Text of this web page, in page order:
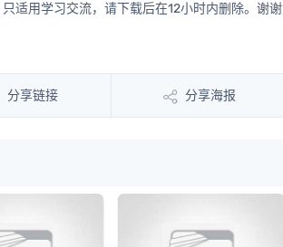
适用学习交流，请下载后在12小时内删除。谢谢
分享链接 分享海报